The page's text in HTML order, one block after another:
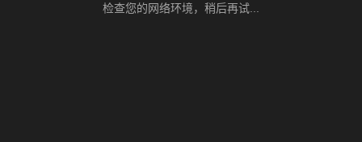
检查您的网络环境，稍后再试...